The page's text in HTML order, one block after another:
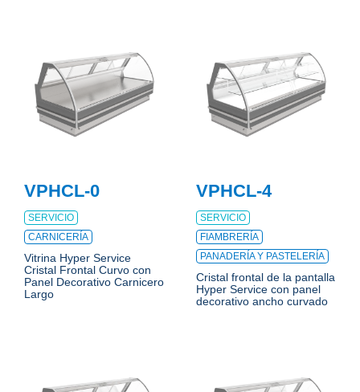
VPHCL-0
SERVICIO
CARNICERÍA
Vitrina Hyper Service
Cristal Frontal Curvo con
Panel Decorativo Carnicero
Largo
VPHCL-4
SERVICIO
FIAMBRERÍA
PANADERÍA Y PASTELERÍA
Cristal frontal de la pantalla
Hyper Service con panel
decorativo ancho curvado